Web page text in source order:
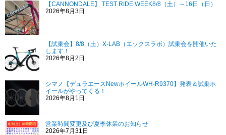
【CANNONDALE】 TEST RIDE WEEK8/8（土）～16日（日）
2026年8月3日
【試乗会】8/8（土）X-LAB（エックスラボ）試乗会を開催いた
します！
2026年8月2日
シマノ【デュラエースNewホイールWH-R9370】発表＆試乗ホ
イールがやってくる！
2026年8月1日
営業時間変更及び夏季休業のお知らせ
2026年7月31日